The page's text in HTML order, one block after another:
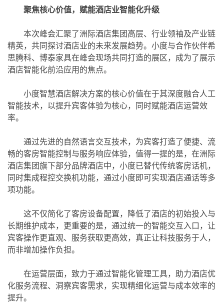
聚焦核心价值，赋能酒店业智能化升级
本次峰会汇聚了洲际酒店集团高层、行业领袖及产业链
精英，共同探讨酒店业的未来发展趋势。小度与合作伙伴希
思腾科、博泰家具在峰会现场共同打造的展区，成为了展示
酒店智能化前沿应用的焦点。
小度智慧酒店解决方案的核心价值在于其深度融合人工
智能技术，以提升宾客体验为核心，同时赋能酒店运营效
率。
通过先进的自然语言交互技术，为宾客打造了便捷、流
畅的客房智能控制与服务响应体验，值得一提的是，在洲际
酒店集团旗下部分品牌酒店中，小度已替代传统客房话机，
同时集成程控交换机功能，通过小度即可实现酒店通话等多
项功能。
这不仅简化了客房设备配置，降低了酒店的初始投入与
长期维护成本，更重要的是，通过统一的智能交互入口，让
宾客操作更直观、服务获取更高效，真正让科技服务于人，
而非增加操作负担。
在运营层面，致力于通过智能化管理工具，助力酒店优
化服务流程、洞察宾客需求，实现精细化运营与成本效率的
提升。